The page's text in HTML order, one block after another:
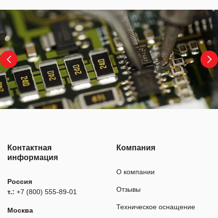
Контактная
информация
Россия
т.: +7 (800) 555-89-01
Москва
Компания
О компании
Отзывы
Техническое оснащение